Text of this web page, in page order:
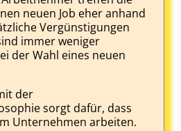
neuen Job eher anhand
Vergünstigungen
immer weniger
der Wahl eines neuen
der
sorgt dafür, dass
Unternehmen arbeiten.